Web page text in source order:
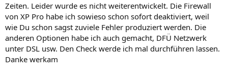
Zeiten. Leider wurde es nicht weiterentwickelt. Die Firewall
von XP Pro habe ich sowieso schon sofort deaktiviert, weil
wie Du schon sagst zuviele Fehler produziert werden. Die
anderen Optionen habe ich auch gemacht, DFÜ Netzwerk
unter DSL usw. Den Check werde ich mal durchführen lassen.
Danke werkam